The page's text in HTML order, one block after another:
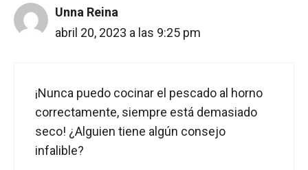
Unna Reina
abril 20, 2023 a las 9:25 pm
¡Nunca puedo cocinar el pescado al horno
correctamente, siempre está demasiado
seco! ¿Alguien tiene algún consejo
infalible?